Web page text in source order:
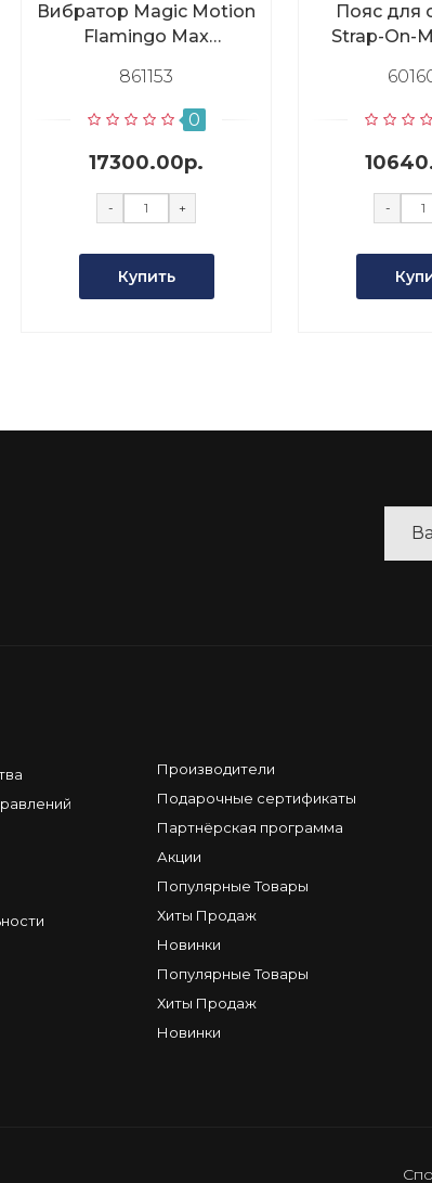
Вибратор Magic Motion
Flamingo Max
861153
0
17300.00р.
- +
Купить
Пояс для
Strap-On-
-
Производители
Подарочные сертификаты
Партнёрская программа
Акции
Популярные Товары
Хиты Продаж
Новинки
Популярные Товары
Хиты Продаж
Новинки